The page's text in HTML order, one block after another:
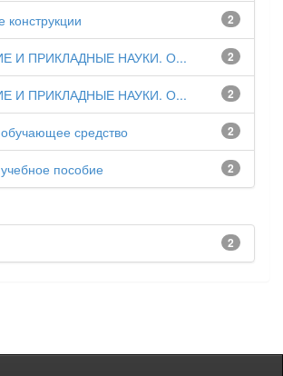
2
конструкции
2
И ПРИКЛАДНЫЕ НАУКИ. О...
2
И ПРИКЛАДНЫЕ НАУКИ. О...
2
средство
2
пособие
2